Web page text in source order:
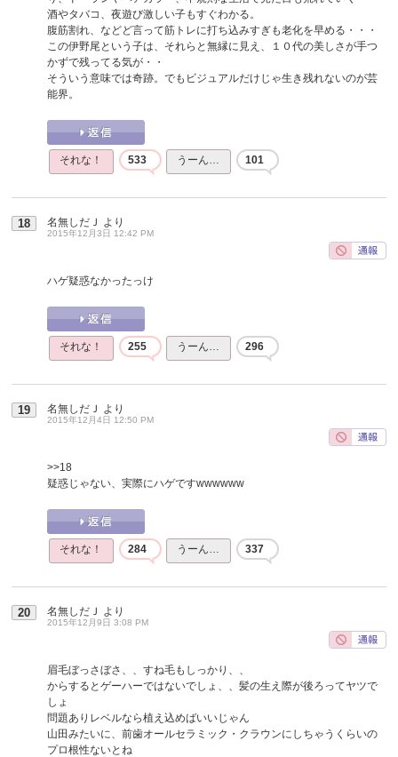
酒やタバコ、夜遊び激しい子もすぐわかる。
腹筋割れ、などど言って筋トレに打ち込みすぎも老化を早める・・・
この伊野尾という子は、それらと無縁に見え、１０代の美しさが手つ
かずで残ってる気が・・
そういう意味では奇跡。でもビジュアルだけじゃ生き残れないのが芸
能界。
それな！ 533 うーん… 101
18 名無しだＪ より
2015年12月3日 12:42 PM
ハゲ疑惑なかったっけ
それな！ 255 うーん… 296
19 名無しだＪ より
2015年12月4日 12:50 PM
>>18
疑惑じゃない、実際にハゲですwwwwww
それな！ 284 うーん… 337
20 名無しだＪ より
2015年12月9日 3:08 PM
眉毛ぼっさぼさ、、すね毛もしっかり、、
からするとゲーハーではないでしょ、、髪の生え際が後ろってヤツで
しょ
問題ありレベルなら植え込めばいいじゃん
山田みたいに、前歯オールセラミック・クラウンにしちゃうくらいの
プロ根性ないとね